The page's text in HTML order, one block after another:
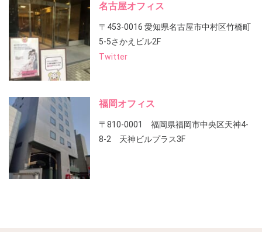
名古屋オフィス
〒453-0016 愛知県名古屋市中村区竹橋町
5-5さかえビル2F
Twitter
福岡オフィス
〒810-0001 福岡県福岡市中央区天神4-
8-2 天神ビルプラス3F